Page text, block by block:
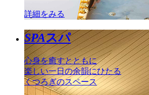
詳細をみる
SPAスパ
心身を癒すとともに
楽しい一日の余韻にひたる
くつろぎのスペース